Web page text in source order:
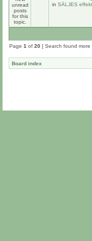
in SÄLJES
Page 1 of 20 [ Search found
Board index